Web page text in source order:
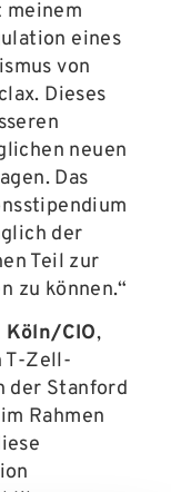
eines
von
Dieses
neuen
Das
der
Teil zur
zu können.“
CIO,
T-Zell-
der Stanford
Rahmen